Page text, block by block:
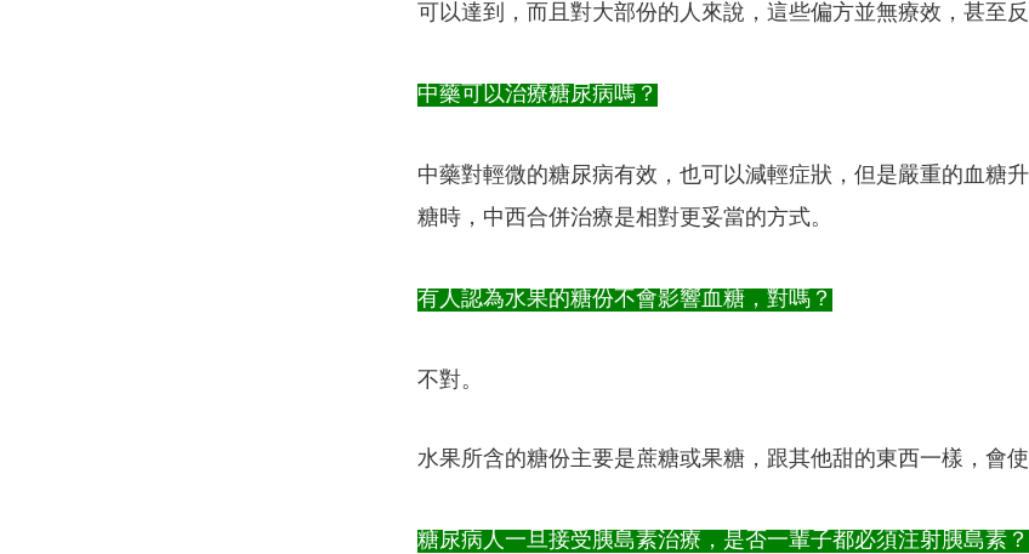
可以達到，而且對大部份的人來說，這些偏方並無療效，甚至
中藥可以治療糖尿病嗎？
中藥對輕微的糖尿病有效，也可以減輕症狀，但是嚴重的血糖
糖時，中西合併治療是相對更妥當的方式。
有人認為水果的糖份不會影響血糖，對嗎？
不對。
水果所含的糖份主要是蔗糖或果糖，跟其他甜的東西一樣，會
糖尿病人一旦接受胰島素治療，是否一輩子都必須注射胰島素？